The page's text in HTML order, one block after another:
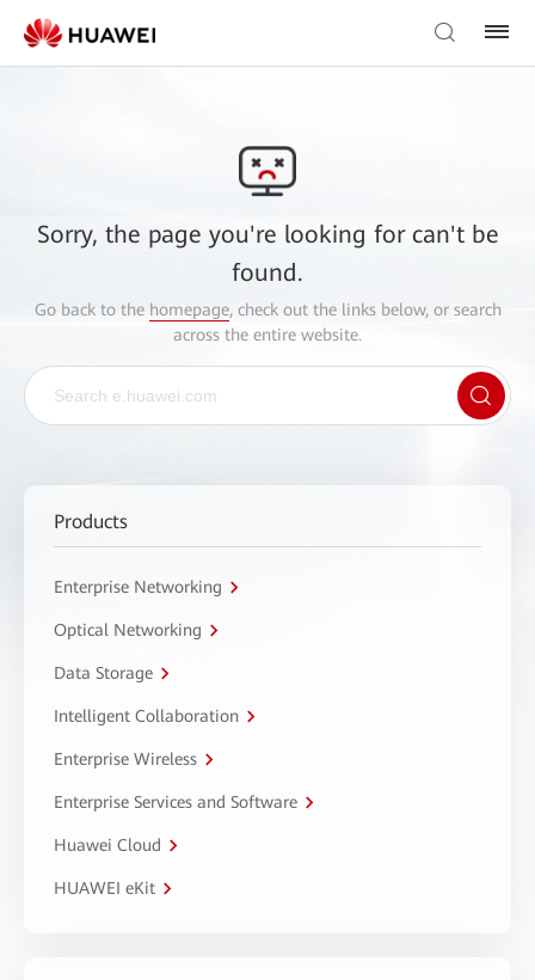
Sorry, the page you're looking for can't be
found.
Go back to the homepage, check out the links below, or search
across the entire website.
Products
Enterprise Networking
Optical Networking
Data Storage
Intelligent Collaboration
Enterprise Wireless
Enterprise Services and Software
Huawei Cloud
HUAWEI eKit